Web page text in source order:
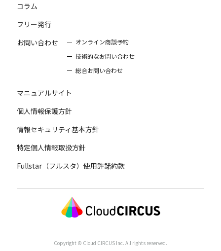
コラム
フリー発行
お問い合わせ
オンライン商談予約
技術的なお問い合わせ
総合お問い合わせ
マニュアルサイト
個人情報保護方針
情報セキュリティ基本方針
特定個人情報取扱方針
Fullstar（フルスタ）使用許諾約款
Copyright © Cloud CIRCUS Inc. All rights reserved.